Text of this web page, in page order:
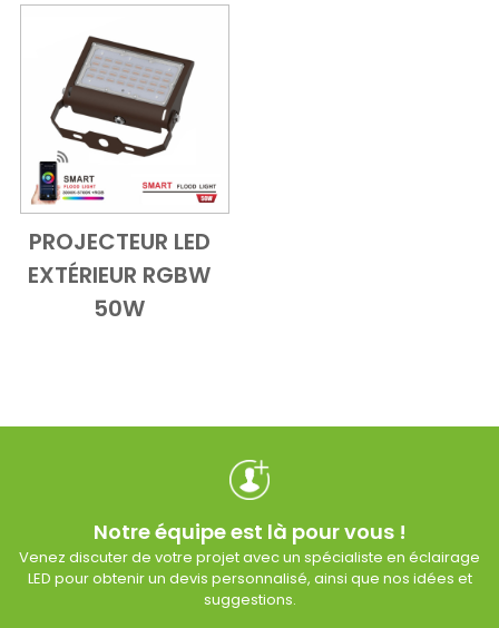
Add to Cart
Vue d'ensemble
PROJECTEUR LED
EXTÉRIEUR RGBW
50W
Notre équipe est là pour vous !
Venez discuter de votre projet avec un spécialiste en éclairage
LED pour obtenir un devis personnalisé, ainsi que nos idées et
suggestions.